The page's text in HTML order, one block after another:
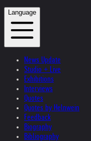
Language
News Update
Studio + Live
Exhibitions
Interviews
Quotes
Quotes by Helnwein
Feedback
Biography
Bibliography